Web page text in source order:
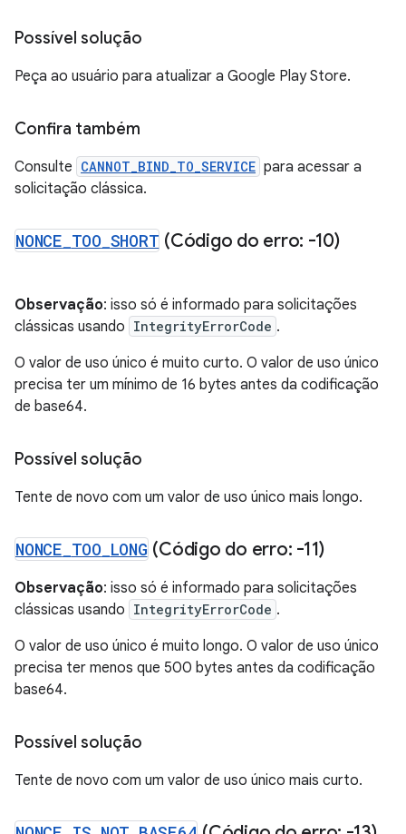
Possível solução
Peça ao usuário para atualizar a Google Play Store.
Confira também
Consulte CANNOT_BIND_TO_SERVICE para acessar a
solicitação clássica.
NONCE TOO SHORT (Código do erro: -10)
Observação: isso só é informado para solicitações
clássicas usando IntegrityErrorCode .
O valor de uso único é muito curto. O valor de uso único
precisa ter um mínimo de 16 bytes antes da codificação
de base64.
Possível solução
Tente de novo com um valor de uso único mais longo.
NONCE TOO LONG (Código do erro: -11)
Observação: isso só é informado para solicitações
clássicas usando IntegrityErrorCode .
O valor de uso único é muito longo. O valor de uso único
precisa ter menos que 500 bytes antes da codificação
base64.
Possível solução
Tente de novo com um valor de uso único mais curto.